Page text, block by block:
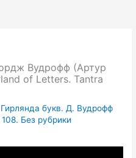
Вудрофф (Артур
of Letters. Tantra
букв. Д. Вудрофф
108. Без рубрики